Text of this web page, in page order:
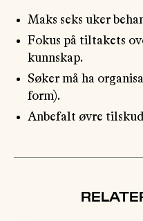
Maks seks uker
Fokus på tiltakets
kunnskap.
Søker må ha
form).
Anbefalt øvre